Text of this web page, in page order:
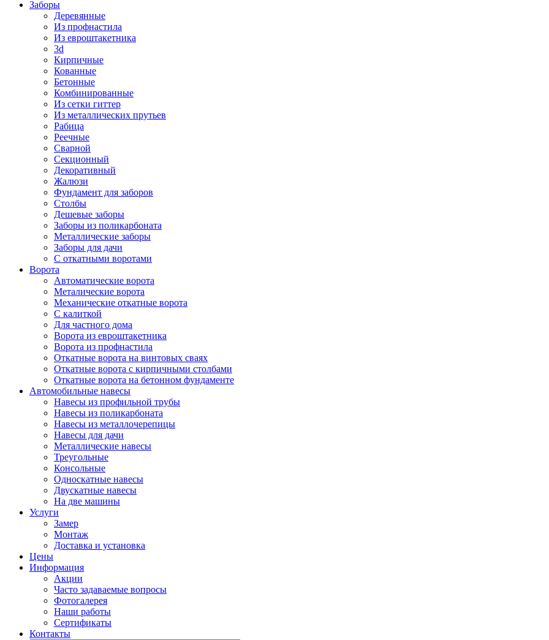
Заборы
Деревянные
Из профнастила
Из евроштакетника
3d
Кирпичные
Кованные
Бетонные
Комбинированные
Из сетки гиттер
Из металлических прутьев
Рабица
Реечные
Сварной
Секционный
Декоративный
Жалюзи
Фундамент для заборов
Столбы
Дешевые заборы
Заборы из поликарбоната
Металлические заборы
Заборы для дачи
С откатными воротами
Ворота
Автоматические ворота
Металические ворота
Механические откатные ворота
С калиткой
Для частного дома
Ворота из евроштакетника
Ворота из профнастила
Откатные ворота на винтовых сваях
Откатные ворота с кирпичными столбами
Откатные ворота на бетонном фундаменте
Автомобильные навесы
Навесы из профильной трубы
Навесы из поликарбоната
Навесы из металлочерепицы
Навесы для дачи
Металлические навесы
Треугольные
Консольные
Односкатные навесы
Двускатные навесы
На две машины
Услуги
Замер
Монтаж
Доставка и установка
Цены
Информация
Акции
Часто задаваемые вопросы
Фотогалерея
Наши работы
Сертификаты
Контакты